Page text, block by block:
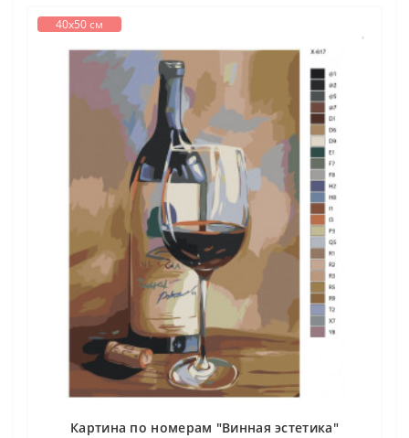
40х50 см
Картина по номерам "Винная эстетика"